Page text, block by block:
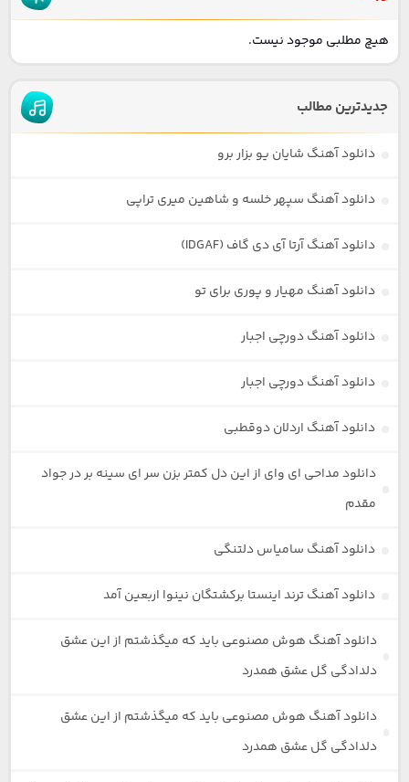
هیچ مطلبی موجود نیست.
جدیدترین مطالب
دانلود آهنگ شایان یو بزار برو
دانلود آهنگ سپهر خلسه و شاهین میری تراپی
دانلود آهنگ آرتا آی دی گاف (IDGAF)
دانلود آهنگ مهیار و پوری برای تو
دانلود آهنگ دورچی اجبار
دانلود آهنگ دورچی اجبار
دانلود آهنگ اردلان دوقطبی
دانلود مداحی ای وای از این دل کمتر بزن سر ای سینه بر در جواد
مقدم
دانلود آهنگ سامیاس دلتنگی
دانلود آهنگ ترند اینستا برکشتگان نینوا اربعین آمد
دانلود آهنگ هوش مصنوعی باید که میگذشتم از این عشق
دلدادگی گل عشق همدرد
دانلود آهنگ هوش مصنوعی باید که میگذشتم از این عشق
دلدادگی گل عشق همدرد